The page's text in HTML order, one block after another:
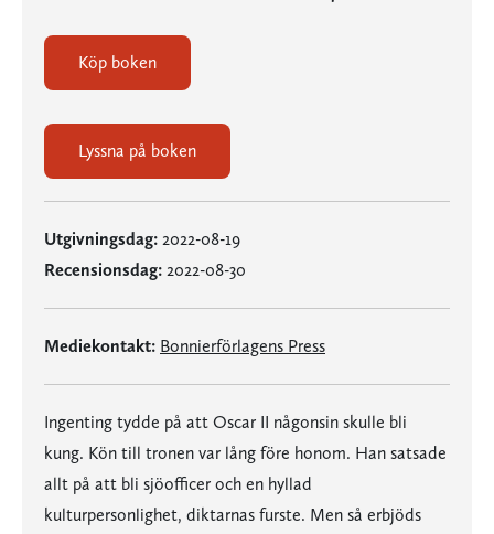
Köp boken
Lyssna på boken
Utgivningsdag: 2022-08-19
Recensionsdag: 2022-08-30
Mediekontakt: Bonnierförlagens Press
Ingenting tydde på att Oscar II någonsin skulle bli
kung. Kön till tronen var lång före honom. Han satsade
allt på att bli sjöofficer och en hyllad
kulturpersonlighet, diktarnas furste. Men så erbjöds